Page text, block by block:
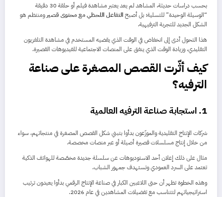
بحسب دراسات حديثة، المشاهد لم يعد يعتبر مشاهدة فيلم أو حلقة 30 دقيقة
“الوسيلة الوحيدة” للتسلية؛ بل أصبحالتفاعل اللحظي مع محتوى قصير ومنتظم هو
الشكل الجديد للتجربة الترفيهية.
هذا التحول أدى إلى انخفاض في الوقت الذي يقضيه المستخدم في مشاهدة التلفزيون
التقليدي، وزيادة الوقت الذي ينفق على المنصات الاجتماعية للفيديوهات القصيرة.
كيف أثّرت القصص المصغرة على صناعة
الترفيه؟
1. استجابة صناعة الترفيه العالمية
شركات الإنتاج التقليدية والموزّعون بدأوا بتبني شكل القصص المصغرة في منتجاتهم، سواء
من خلال إنتاج مسلسلات قصيرة أصيلة أو عبر منصات مخصصة.
مثال على ذلك إعلان أحد الاستوديوهات عن سلسلة جديدة مخصّصة للهواتف الذكية
تعتمد على السرد العمودي وتستهدف جمهور الشباب.
وهذه الخطوة تظهر أن حتى اللاعبين الكبار في صناعة الإنتاج الرقمي بدأوا يعيدون ترتيب
استراتيجياتهم لتتناسب مع تفضيلات المشاهدين في عام 2026.